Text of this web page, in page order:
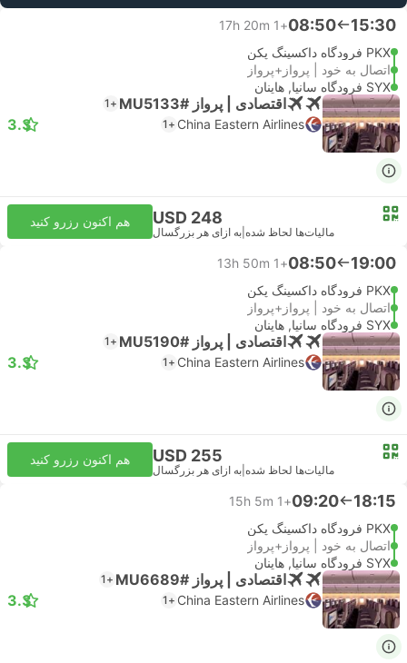
15:30
08:50
+1
17h 20m
PKX فرودگاه داکسینگ پکن
اتصال به خود | پرواز+پرواز
SYX فرودگاه سانیا, هاینان
اقتصادی | پرواز #MU5133 +1
China Eastern Airlines
+1
3.3
USD 248
مالیات‌ها لحاظ شده به ازای هر بزرگسال
هم اکنون رزرو کنید
19:00
08:50
+1
13h 50m
PKX فرودگاه داکسینگ پکن
اتصال به خود | پرواز+پرواز
SYX فرودگاه سانیا, هاینان
اقتصادی | پرواز #MU5190 +1
China Eastern Airlines
+1
3.3
USD 255
مالیات‌ها لحاظ شده به ازای هر بزرگسال
هم اکنون رزرو کنید
18:15
09:20
+1
15h 5m
PKX فرودگاه داکسینگ پکن
اتصال به خود | پرواز+پرواز
SYX فرودگاه سانیا, هاینان
اقتصادی | پرواز #MU6689 +1
China Eastern Airlines
+1
3.3